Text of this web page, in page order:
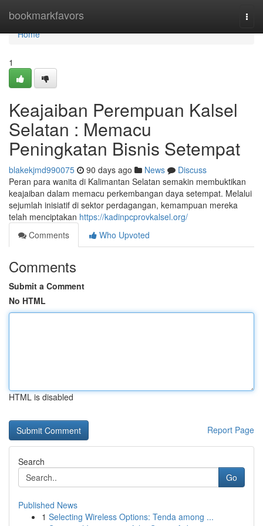
bookmarkfavors
Home
Home
1
Keajaiban Perempuan Kalsel
Selatan : Memacu
Peningkatan Bisnis Setempat
blakekjmd990075 90 days ago News
Discuss
Peran para wanita di Kalimantan Selatan semakin membuktikan
keajaiban dalam memacu perkembangan daya setempat. Melalui
sejumlah inisiatif di sektor perdagangan, kemampuan mereka
telah menciptakan https://kadinpcprovkalsel.org/
Comments
Who Upvoted
Comments
Submit a Comment
No HTML
HTML is disabled
Report Page
Search
Go
Published News
1 Selecting Wireless Options: Tenda among ...